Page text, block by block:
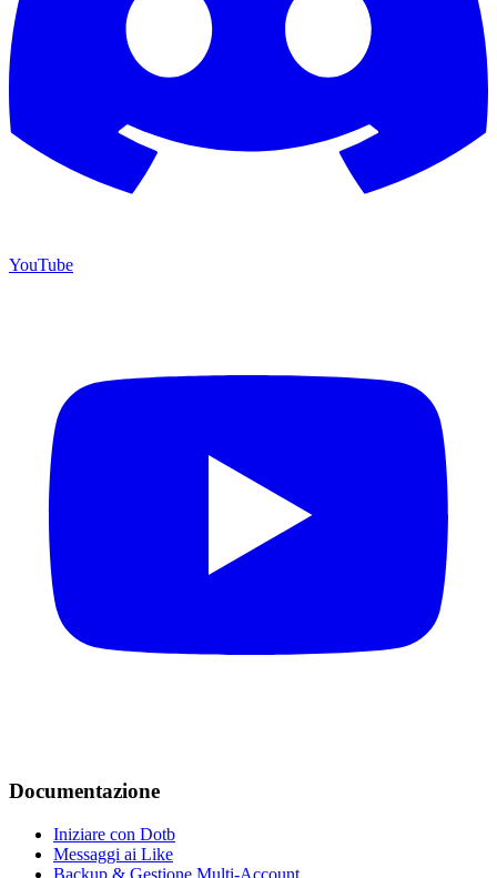
YouTube
Documentazione
Iniziare con Dotb
Messaggi ai Like
Backup & Gestione Multi-Account